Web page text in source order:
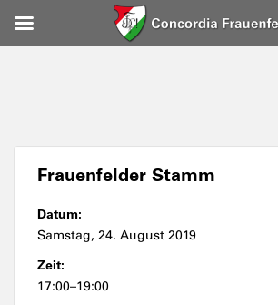
Frauenfelder Stamm
Datum:
Samstag, 24. August 2019
Zeit:
17:00–19:00